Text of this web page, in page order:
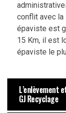
conflit avec la
épaviste est
15 Km, il est
épaviste le
L’enlèvement
GJ Recyclage